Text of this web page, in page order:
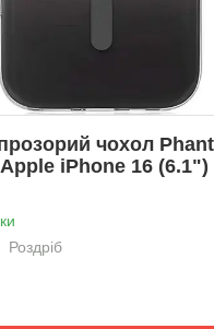
чохол
iPhone 16 (6.1")
Роздріб